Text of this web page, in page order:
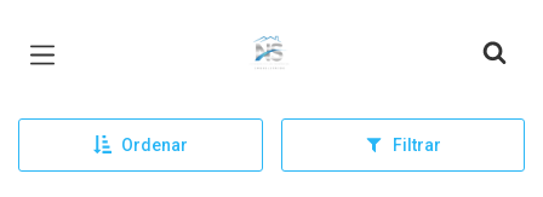
Página inicial
Ordenar Filtrar